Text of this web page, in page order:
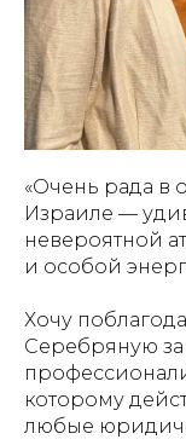
«Очень рада в
Израиле —
невероятной
и особой
Хочу
Серебряную
которому
любые